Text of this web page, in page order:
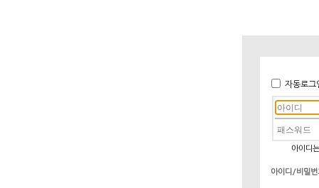
자동로그
아이디
아이디/비밀번